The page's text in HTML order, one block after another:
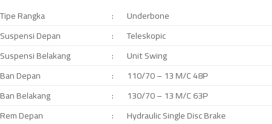
Tipe Rangka :
Underbone
Suspensi Depan
:
Teleskopic
Suspensi Belakang
:
Unit Swing
Ban Depan
:
110/70 – 13 M/C 48P
Ban Belakang
:
130/70 – 13 M/C 63P
Rem Depan
:
Hydraulic Single Disc Brake